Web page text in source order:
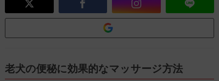
老犬の便秘に効果的なマッサージ方法